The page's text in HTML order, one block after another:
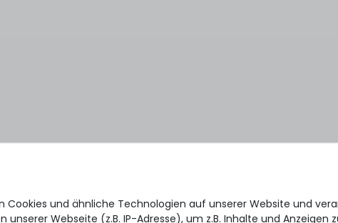
Cookies und ähnliche Technologien auf unserer Website und
unserer Webseite (z.B. IP-Adresse), um z.B. Inhalte und Anzeigen